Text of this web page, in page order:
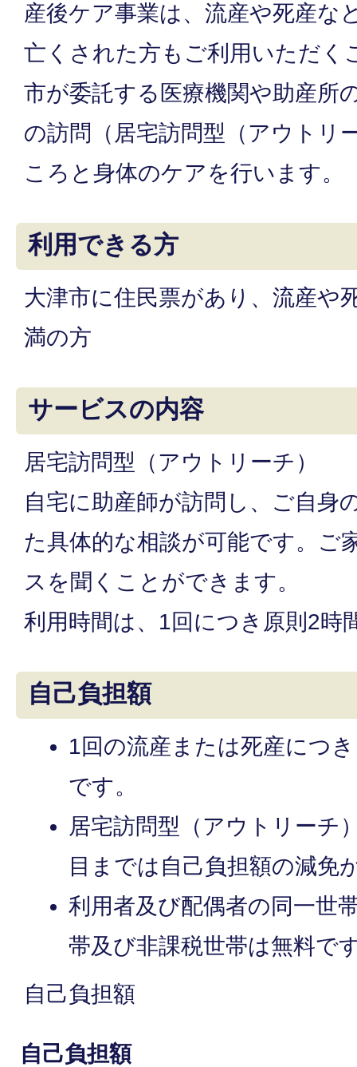
産後ケア事業は、流産や死産な
亡くされた方もご利用いただく
市が委託する医療機関や助産所
の訪問（居宅訪問型（アウトリ
ころと身体のケアを行います。
利用できる方
大津市に住民票があり、流産や
満の方
サービスの内容
居宅訪問型（アウトリーチ）
自宅に助産師が訪問し、ご自身
た具体的な相談が可能です。ご
スを聞くことができます。
利用時間は、1回につき原則2時
自己負担額
1回の流産または死産につ
です。
居宅訪問型（アウトリーチ
目までは自己負担額の減免
利用者及び配偶者の同一世
帯及び非課税世帯は無料で
自己負担額
自己負担額